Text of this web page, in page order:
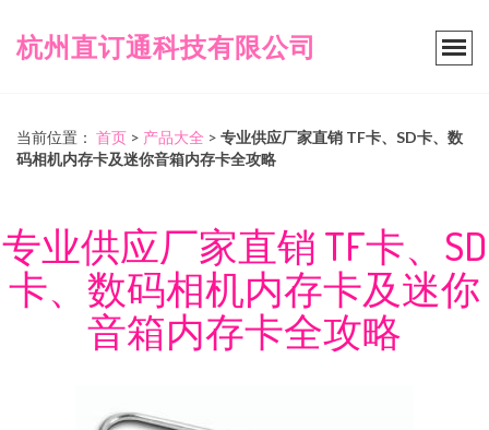
杭州直订通科技有限公司
当前位置： 首页 > 产品大全 > 专业供应厂家直销 TF卡、SD卡、数
码相机内存卡及迷你音箱内存卡全攻略
专业供应厂家直销 TF卡、SD
卡、数码相机内存卡及迷你
音箱内存卡全攻略